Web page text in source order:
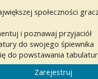
społeczności
i poznawaj przyjaciół
do swojego śpiewnika
do powstawania
Zarejestruj